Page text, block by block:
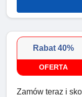
Rabat 40%
OFERTA
Zamów teraz i